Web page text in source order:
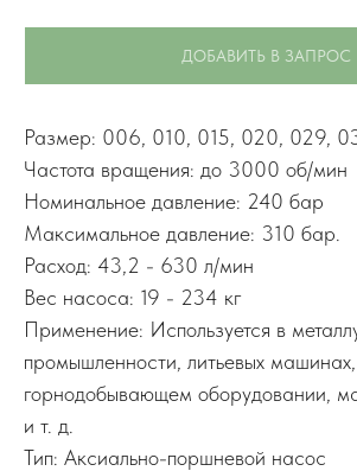
ДОБАВИТЬ В ЗАПРОС
Размер: 006, 010, 015, 020, 029,
Частота вращения: до 3000 об/мин
Номинальное давление: 240 бар
Максимальное давление: 310 бар.
Расход: 43,2 - 630 л/мин
Вес насоса: 19 - 234 кг
Применение: Используется в
промышленности, литьевых машинах,
горнодобывающем оборудовании,
и т. д.
Тип: Аксиально-поршневой насос